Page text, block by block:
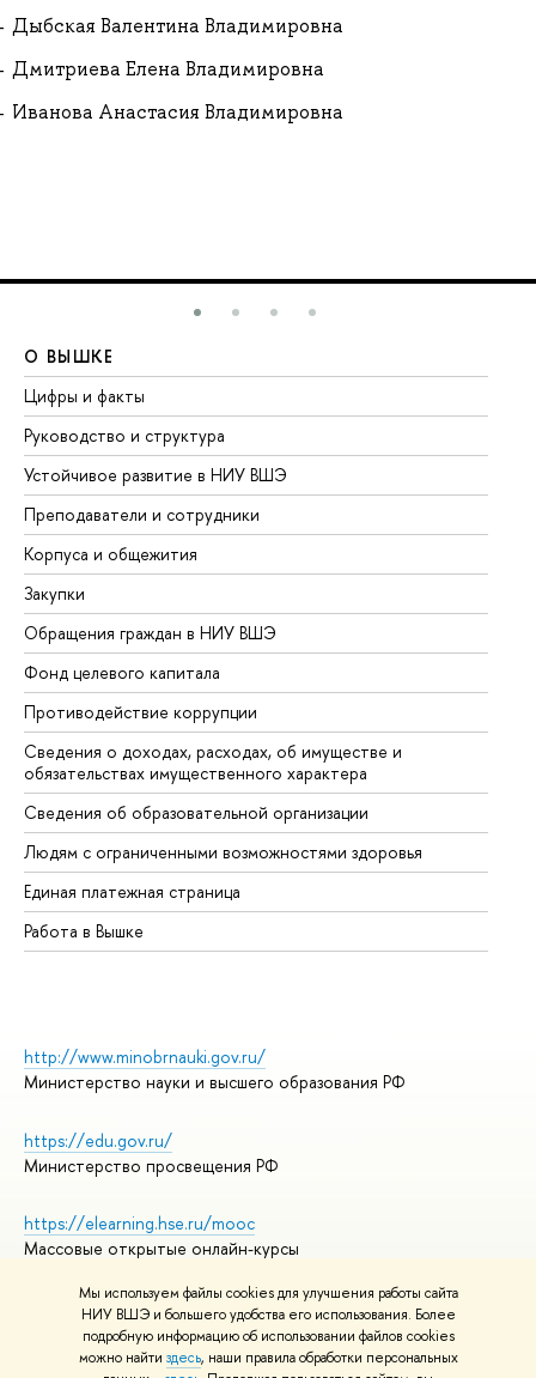
Мы используем файлы cookies для улучшения работы сайта
НИУ ВШЭ и большего удобства его использования. Более
подробную информацию об использовании файлов cookies
можно найти здесь, наши правила обработки персональных
Дыбская Валентина Владимировна
Дмитриева Елена Владимировна
Иванова Анастасия Владимировна
О ВЫШКЕ
Цифры и факты
Руководство и структура
Устойчивое развитие в НИУ ВШЭ
Преподаватели и сотрудники
Корпуса и общежития
Закупки
Обращения граждан в НИУ ВШЭ
Фонд целевого капитала
Противодействие коррупции
Сведения о доходах, расходах, об имуществе и
обязательствах имущественного характера
Сведения об образовательной организации
Людям с ограниченными возможностями здоровья
Единая платежная страница
Работа в Вышке
http://www.minobrnauki.gov.ru/
Министерство науки и высшего образования РФ
https://edu.gov.ru/
Министерство просвещения РФ
https://elearning.hse.ru/mooc
Массовые открытые онлайн-курсы
© НИУ ВШЭ 1993–2026
Адреса и контакты
Условия использования материалов